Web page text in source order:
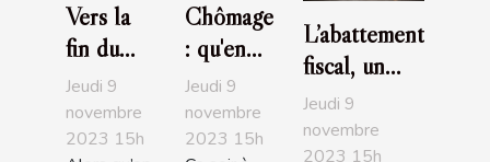
Vers la
fin du
code
pour les
carte
Jeudi 9
novembre
2023 15h
Chômage
: qu'en
est-il
entre les
deux
Jeudi 9
novembre
2023 15h
L’abattement
fiscal, un
bon moyen
de
Jeudi 9
novembre
2023 15h